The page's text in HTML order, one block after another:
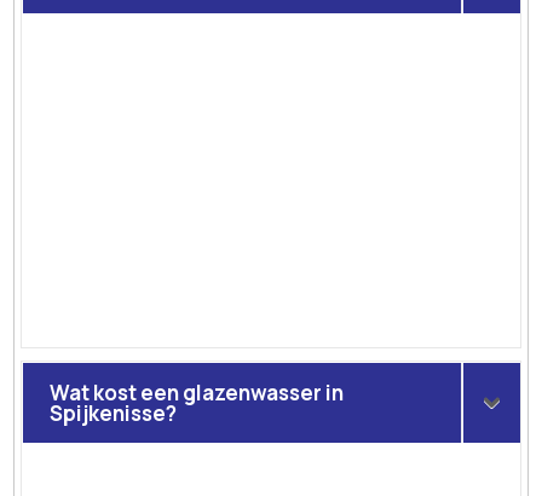
Wat kost een glazenwasser in
Spijkenisse?